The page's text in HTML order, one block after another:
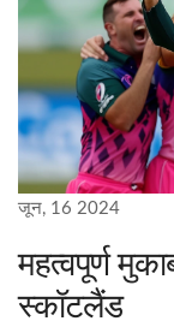
जून, 16 2024
महत्वपूर्ण
स्कॉटलैंड